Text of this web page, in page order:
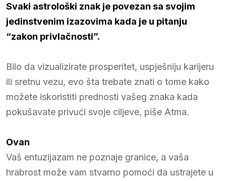
Svaki astrološki znak je povezan sa svojim
jedinstvenim izazovima kada je u pitanju
“zakon privlačnosti”.
Bilo da vizualizirate prosperitet, uspješniju karijeru
ili sretnu vezu, evo šta trebate znati o tome kako
možete iskoristiti prednosti vašeg znaka kada
pokušavate privući svoje ciljeve, piše Atma.
Ovan
Vaš entuzijazam ne poznaje granice, a vaša
hrabrost može vam stvarno pomoći da ustrajete u